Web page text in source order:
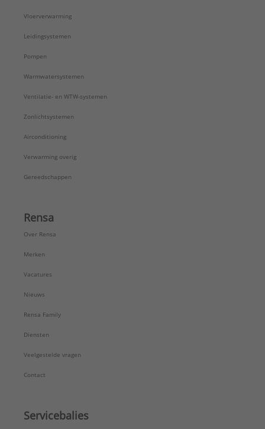
Vloerverwarming
Leidingsystemen
Pompen
Warmwatersystemen
Ventilatie- en WTW-systemen
Zonlichtsystemen
Airconditioning
Verwarming overig
Gereedschappen
Rensa
Over Rensa
Merken
Vacatures
Nieuws
Rensa Family
Diensten
Veelgestelde vragen
Contact
Servicebalies